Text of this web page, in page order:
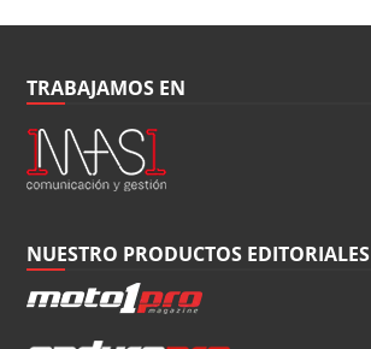
TRABAJAMOS EN
NUESTRO PRODUCTOS EDITORIALES